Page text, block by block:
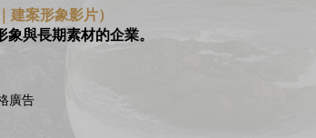
建案形象影片）
與長期素材的企業。
廣告